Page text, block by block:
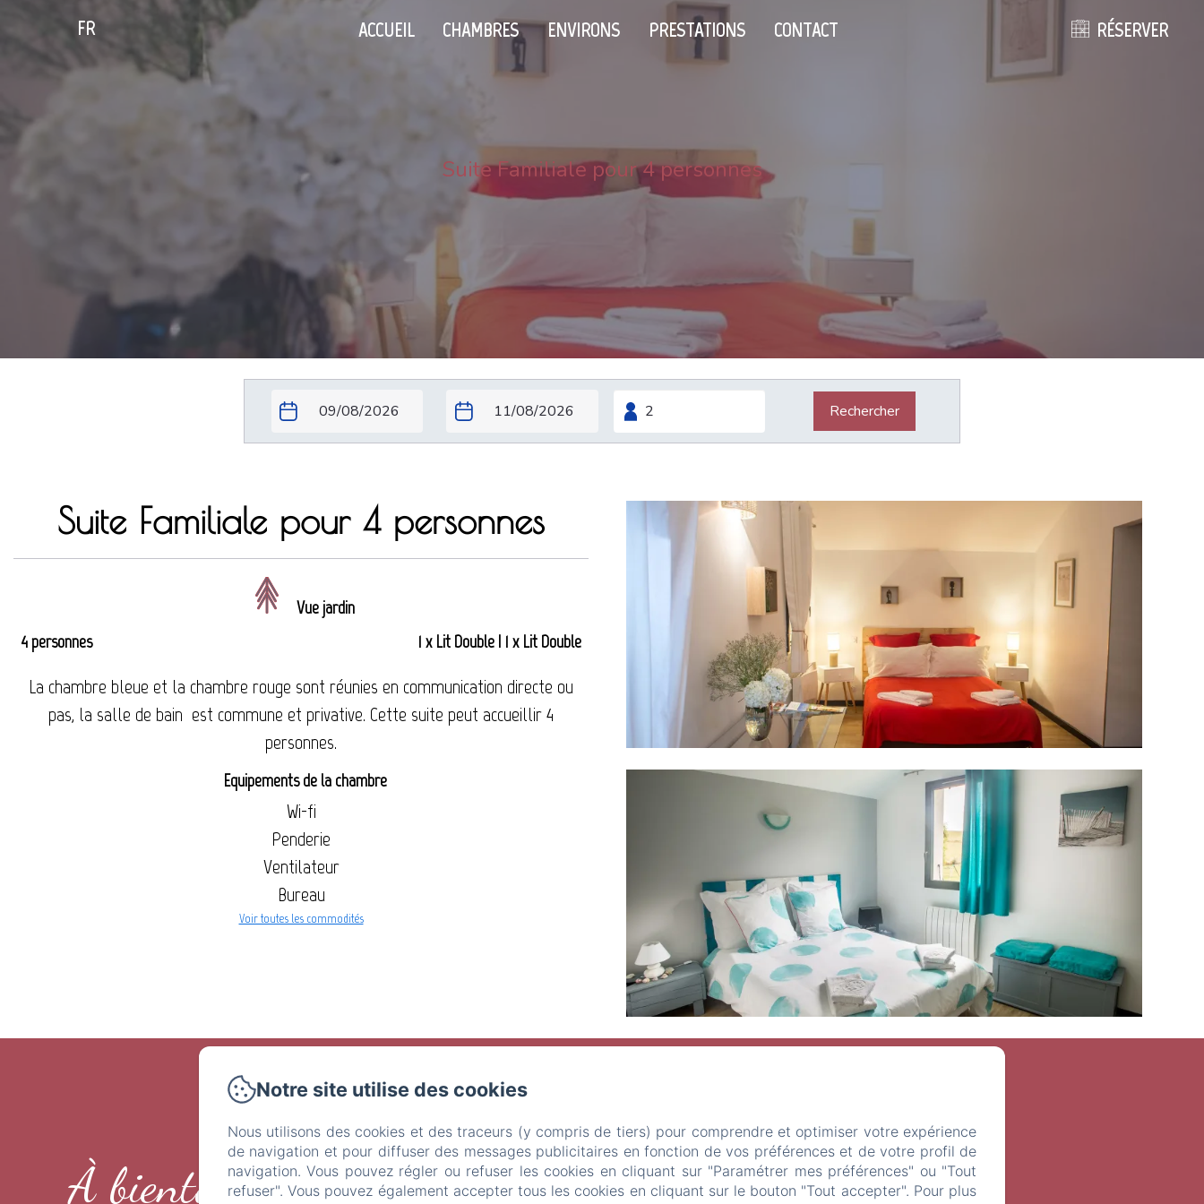
FR ACCUEIL CHAMBRES ENVIRONS PRESTATIONS CONTACT RÉSERVER
Suite Familiale pour 4 personnes
Rechercher
Suite Familiale pour 4 personnes
Vue jardin
4 personnes
1 x Lit Double | 1 x Lit Double
La chambre bleue et la chambre rouge sont réunies en communication directe ou
pas, la salle de bain est commune et privative. Cette suite peut accueillir 4
personnes.
Equipements de la chambre
Wi-fi
Penderie
Ventilateur
Bureau
Voir toutes les commodités
À bientôt !
2627 BIS ROUTE DU POUCHOT LIEU DIT MAUPAS, Le Burgaud
Téléphone: +33663028440
omanue@hotmail.fr
Accueil
Chambres Environs Prestations Contact
Notre site utilise des cookies
Nous utilisons des cookies et des traceurs (y compris de tiers) pour comprendre et optimiser votre expérience
de navigation et pour diffuser des messages publicitaires en fonction de vos préférences et de votre profil de
navigation. Vous pouvez régler ou refuser les cookies en cliquant sur "Paramétrer mes préférences" ou "Tout
refuser". Vous pouvez également accepter tous les cookies en cliquant sur le bouton "Tout accepter". Pour plus